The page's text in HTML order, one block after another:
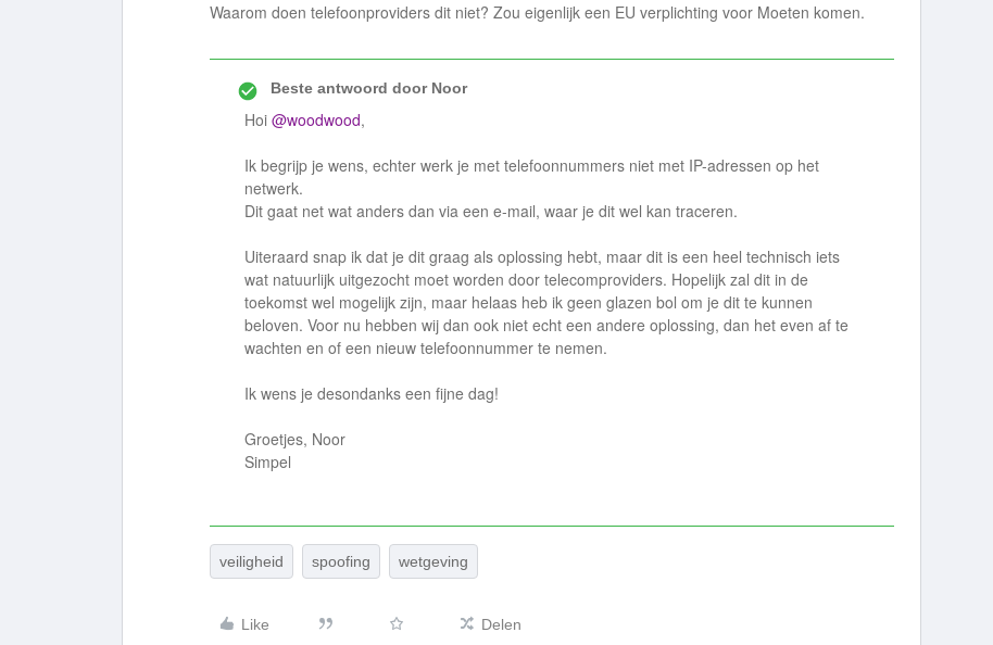
Waarom doen telefoonproviders dit niet? Zou eigenlijk een EU verplichting voor Moeten komen.
Beste antwoord doorNoor
Hoi @woodwood,
Ik begrijp je wens, echter werk je met telefoonnummers niet met IP-adressen op het
netwerk.
Dit gaat net wat anders dan via een e-mail, waar je dit wel kan traceren.
Uiteraard snap ik dat je dit graag als oplossing hebt, maar dit is een heel technisch iets
wat natuurlijk uitgezocht moet worden door telecomproviders. Hopelijk zal dit in de
toekomst wel mogelijk zijn, maar helaas heb ik geen glazen bol om je dit te kunnen
beloven. Voor nu hebben wij dan ook niet echt een andere oplossing, dan het even af te
wachten en of een nieuw telefoonnummer te nemen.
Ik wens je desondanks een fijne dag!
Groetjes, Noor
Simpel
veiligheid spoofing wetgeving
Like Delen